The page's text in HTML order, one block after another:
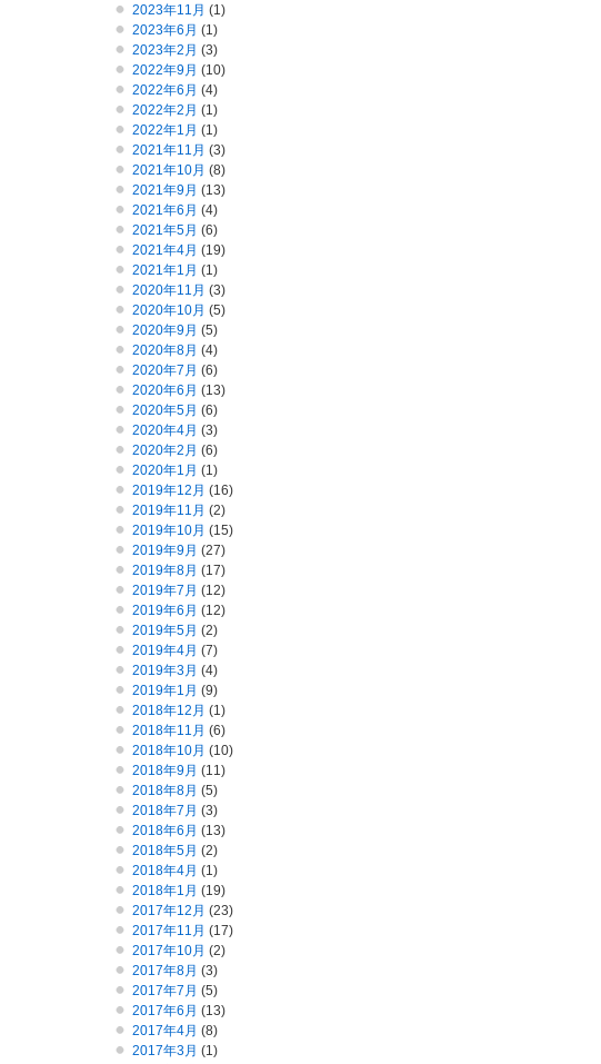
2023年11月 (1)
2023年6月 (1)
2023年2月 (3)
2022年9月 (10)
2022年6月 (4)
2022年2月 (1)
2022年1月 (1)
2021年11月 (3)
2021年10月 (8)
2021年9月 (13)
2021年6月 (4)
2021年5月 (6)
2021年4月 (19)
2021年1月 (1)
2020年11月 (3)
2020年10月 (5)
2020年9月 (5)
2020年8月 (4)
2020年7月 (6)
2020年6月 (13)
2020年5月 (6)
2020年4月 (3)
2020年2月 (6)
2020年1月 (1)
2019年12月 (16)
2019年11月 (2)
2019年10月 (15)
2019年9月 (27)
2019年8月 (17)
2019年7月 (12)
2019年6月 (12)
2019年5月 (2)
2019年4月 (7)
2019年3月 (4)
2019年1月 (9)
2018年12月 (1)
2018年11月 (6)
2018年10月 (10)
2018年9月 (11)
2018年8月 (5)
2018年7月 (3)
2018年6月 (13)
2018年5月 (2)
2018年4月 (1)
2018年1月 (19)
2017年12月 (23)
2017年11月 (17)
2017年10月 (2)
2017年8月 (3)
2017年7月 (5)
2017年6月 (13)
2017年4月 (8)
2017年3月 (1)